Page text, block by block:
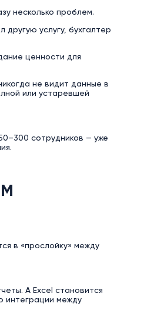
несколько проблем.
услугу, бухгалтер
ценности для
не видит данные в
или устаревшей
сотрудников — уже
в «прослойку» между
А Excel становится
интеграции между